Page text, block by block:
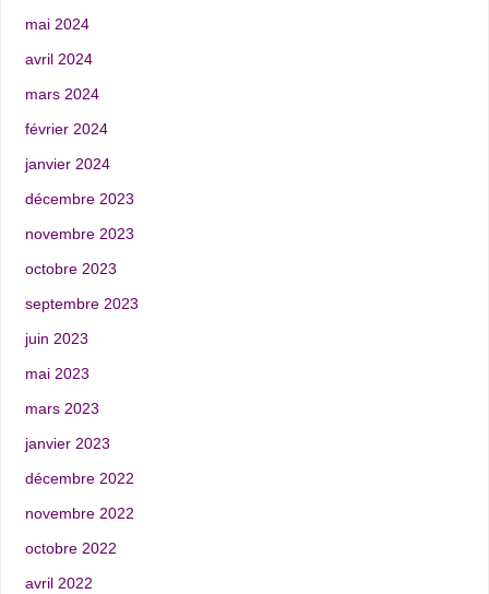
mai 2024
avril 2024
mars 2024
février 2024
janvier 2024
décembre 2023
novembre 2023
octobre 2023
septembre 2023
juin 2023
mai 2023
mars 2023
janvier 2023
décembre 2022
novembre 2022
octobre 2022
avril 2022